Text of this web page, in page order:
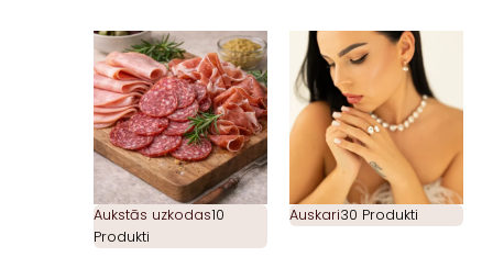
Aukstās uzkodas10
Produkti
Auskari30 Produkti